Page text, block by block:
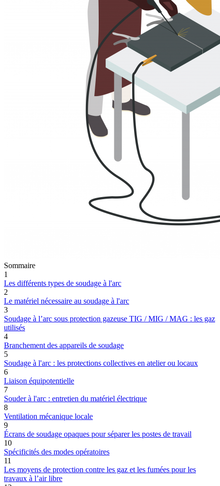
Sommaire
1
Les différents types de soudage à l'arc
2
Le matériel nécessaire au soudage à l'arc
3
Soudage à l’arc sous protection gazeuse TIG / MIG / MAG : les gaz
utilisés
4
Branchement des appareils de soudage
5
Soudage à l'arc : les protections collectives en atelier ou locaux
6
Liaison équipotentielle
7
Souder à l'arc : entretien du matériel électrique
8
Ventilation mécanique locale
9
Écrans de soudage opaques pour séparer les postes de travail
10
Spécificités des modes opératoires
11
Les moyens de protection contre les gaz et les fumées pour les
travaux à l’air libre